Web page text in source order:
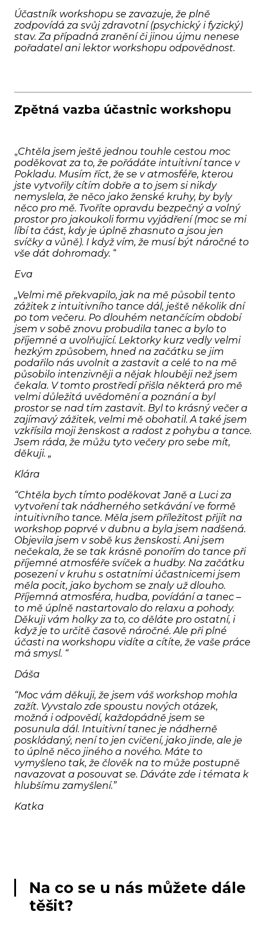
Účastník workshopu se zavazuje, že plně
zodpovídá za svůj zdravotní (psychický i fyzický)
stav. Za případná zranění či jinou újmu nenese
pořadatel ani lektor workshopu odpovědnost.
Zpětná vazba účastnic workshopu
„Chtěla jsem ještě jednou touhle cestou moc
poděkovat za to, že pořádáte intuitivní tance v
Pokladu. Musím říct, že se v atmosféře, kterou
jste vytvořily cítím dobře a to jsem si nikdy
nemyslela, že něco jako ženské kruhy, by byly
něco pro mě. Tvoříte opravdu bezpečný a volný
prostor pro jakoukoli formu vyjádření (moc se mi
líbí ta část, kdy je úplně zhasnuto a jsou jen
svíčky a vůně). I když vím, že musí být náročné to
vše dát dohromady. “
Eva
„Velmi mě překvapilo, jak na mě působil tento
zážitek z intuitivního tance dál, ještě několik dní
po tom večeru. Po dlouhém netančícím období
jsem v sobě znovu probudila tanec a bylo to
příjemné a uvolňující. Lektorky kurz vedly velmi
hezkým způsobem, hned na začátku se jim
podařilo nás uvolnit a zastavit a celé to na mě
působilo intenzivněji a nějak hlouběji než jsem
čekala. V tomto prostředí přišla některá pro mě
velmi důležitá uvědomění a poznání a byl
prostor se nad tím zastavit. Byl to krásný večer a
zajímavý zážitek, velmi mě obohatil. A také jsem
vzkřísila moji ženskost a radost z pohybu a tance.
Jsem ráda, že můžu tyto večery pro sebe mít,
děkuji. „
Klára
“Chtěla bych tímto poděkovat Janě a Luci za
vytvoření tak nádherného setkávání ve formě
intuitivního tance. Měla jsem příležitost přijít na
workshop poprvé v dubnu a byla jsem nadšená.
Objevila jsem v sobě kus ženskosti. Ani jsem
nečekala, že se tak krásně ponořím do tance při
příjemné atmosféře svíček a hudby. Na začátku
posezení v kruhu s ostatními účastnicemi jsem
měla pocit, jako bychom se znaly už dlouho.
Příjemná atmosféra, hudba, povídání a tanec –
to mě úplně nastartovalo do relaxu a pohody.
Děkuji vám holky za to, co děláte pro ostatní, i
když je to určitě časově náročné. Ale při plné
účasti na workshopu vidíte a cítíte, že vaše práce
má smysl. “
Dáša
“Moc vám děkuji, že jsem váš workshop mohla
zažít. Vyvstalo zde spoustu nových otázek,
možná i odpovědí, každopádně jsem se
posunula dál. Intuitivní tanec je nádherně
poskládaný, není to jen cvičení, jako jinde, ale je
to úplně něco jiného a nového. Máte to
vymyšleno tak, že člověk na to může postupně
navazovat a posouvat se. Dáváte zde i témata k
hlubšímu zamyšlení.”
Katka
Na co se u nás můžete dále
těšit?